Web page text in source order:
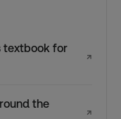
textbook for
↗
the
↗